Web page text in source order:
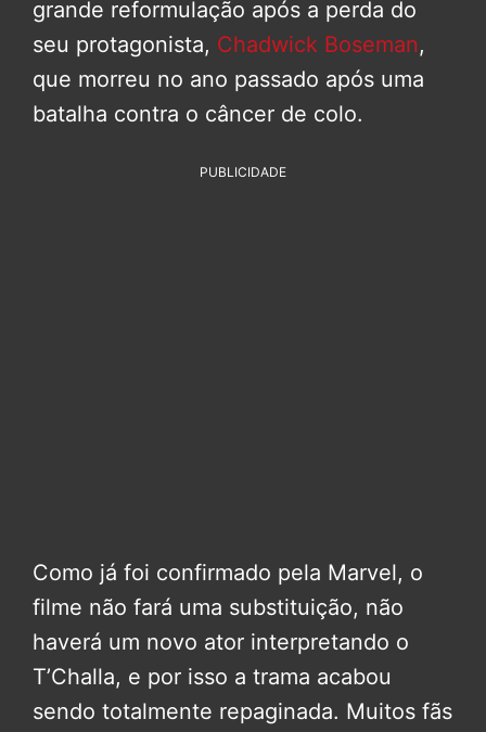
grande reformulação após a perda do
seu protagonista, Chadwick Boseman,
que morreu no ano passado após uma
batalha contra o câncer de colo.
PUBLICIDADE
Como já foi confirmado pela Marvel, o
filme não fará uma substituição, não
haverá um novo ator interpretando o
T’Challa, e por isso a trama acabou
sendo totalmente repaginada. Muitos fãs